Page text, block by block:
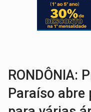
A ILHA:
RONDÔNIA:
Paraíso